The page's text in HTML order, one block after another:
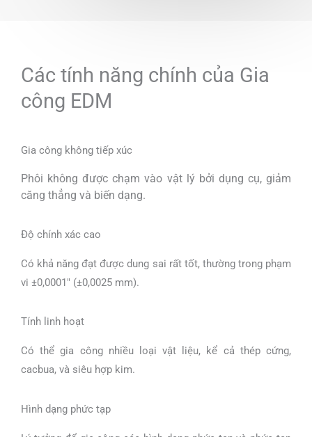
Các tính năng chính của Gia
công EDM
Gia công không tiếp xúc
Phôi không được chạm vào vật lý bởi dụng cụ, giảm
căng thẳng và biến dạng.
Độ chính xác cao
Có khả năng đạt được dung sai rất tốt, thường trong phạm
vi ±0,0001″ (±0,0025 mm).
Tính linh hoạt
Có thể gia công nhiều loại vật liệu, kể cả thép cứng,
cacbua, và siêu hợp kim.
Hình dạng phức tạp